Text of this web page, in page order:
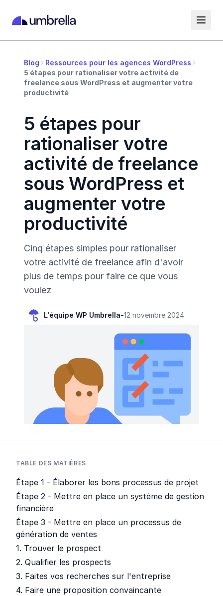
Blog
Ressources pour les agences WordPress
5 étapes pour rationaliser votre activité de
freelance sous WordPress et augmenter votre
productivité
5 étapes pour
rationaliser votre
activité de freelance
sous WordPress et
augmenter votre
productivité
Cinq étapes simples pour rationaliser
votre activité de freelance afin d'avoir
plus de temps pour faire ce que vous
voulez
L'équipe WP Umbrella-12 novembre 2024
TABLE DES MATIÈRES
Étape 1 - Élaborer les bons processus de projet
Étape 2 - Mettre en place un système de gestion
financière
Étape 3 - Mettre en place un processus de
génération de ventes
1. Trouver le prospect
2. Qualifier les prospects
3. Faites vos recherches sur l'entreprise
4. Faire une proposition convaincante